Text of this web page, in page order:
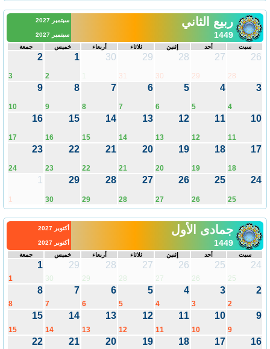
ربيع الثاني
1449
سبتمبر 2027
سبتمبر 2027
سبت
أحد إثنين ثلاثاء أربعاء خميس جمعة
26
28
27
29
28
30
29
31
30
1
1
2
2
3
3
4
4
5
5
6
6
7
7
8
8
9
9
10
10
11
11
12
12
13
13
14
14
15
15
16
16
17
17
18
18
19
19
20
20
21
21
22
22
23
23
24
24
25
25
26
26
27
27
28
28
29
29
30
1
1
جمادى الأول
1449
أكتوبر 2027
أكتوبر 2027
سبت
أحد إثنين ثلاثاء أربعاء خميس جمعة
24
25
25
26
26
27
27
28
28
29
29
30
1
1
2
2
3
3
4
4
5
5
6
6
7
7
8
8
9
9
10
10
11
11
12
12
13
13
14
14
15
15
16
17
18
19
20
21
22